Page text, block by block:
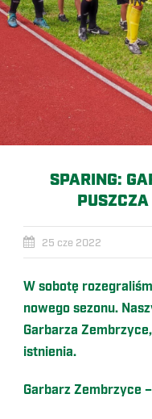
SPARING:
25 cze 2022
W sobotę
nowego sezonu.
Garbarza
istnienia.
Garbarz Zembrzyce